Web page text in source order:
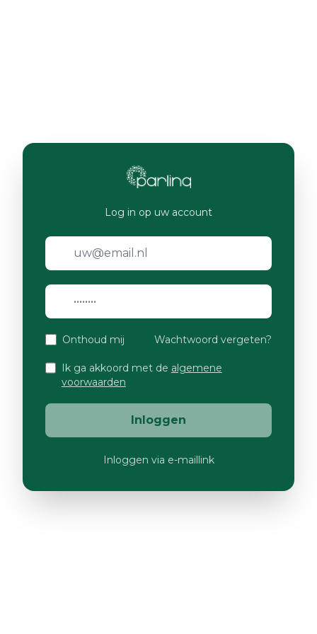
Log in op uw account
Onthoud mij Wachtwoord vergeten?
Ik ga akkoord met de algemene
voorwaarden
Inloggen
Inloggen via e-maillink